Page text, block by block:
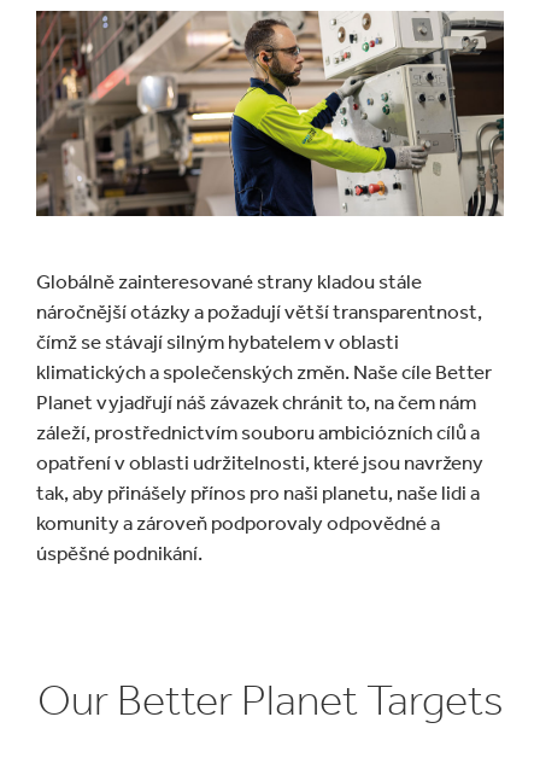
Podnikání s pozitivním dopadem
Centrum stahování
Globálně zainteresované strany kladou stále
náročnější otázky a požadují větší transparentnost,
čímž se stávají silným hybatelem v oblasti
klimatických a společenských změn. Naše cíle Better
Planet vyjadřují náš závazek chránit to, na čem nám
záleží, prostřednictvím souboru ambiciózních cílů a
opatření v oblasti udržitelnosti, které jsou navrženy
tak, aby přinášely přínos pro naši planetu, naše lidi a
komunity a zároveň podporovaly odpovědné a
úspěšné podnikání.
Our Better Planet Targets